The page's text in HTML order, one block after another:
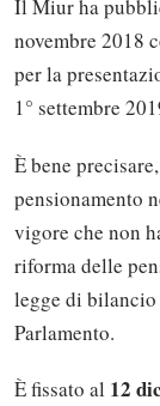
Il Miur ha
novembre 2018
per la
1° settembre
È bene
pensionamento
vigore che non
riforma delle
legge di
Parlamento.
È fissato al 12